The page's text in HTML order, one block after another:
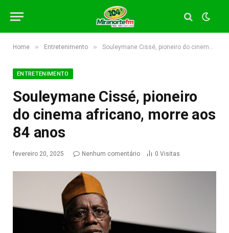
Home » Entretenimento » Souleymane Cissé, pioneiro do cinema africano, morre aos 84 anos
ENTRETENIMENTO
Souleymane Cissé, pioneiro
do cinema africano, morre aos
84 anos
fevereiro 20, 2025 Nenhum comentário 0 Visitas